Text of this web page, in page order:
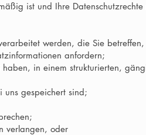
ist und Ihre Datenschutzrechte
werden, die Sie
anfordern;
in einem strukturierten,
gespeichert sind;
verlangen, oder